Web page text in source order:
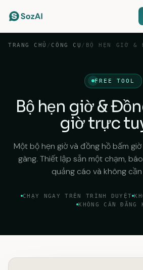
TRANG CHỦ / CÔNG CỤ /
FREE TOOL
Bộ hẹn giờ &
giờ trực
Một bộ hẹn giờ và đồng hồ bấm
gàng. Thiết lập sẵn một chạm,
quảng cáo và không
CHẠY NGAY TRÊN TRÌNH DUYỆT
KHÔNG CẦN ĐĂNG